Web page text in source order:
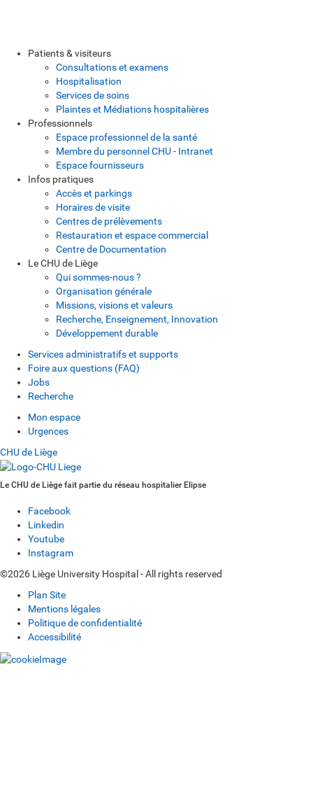
Patients & visiteurs
Consultations et examens
Hospitalisation
Services de soins
Plaintes et Médiations hospitalières
Professionnels
Espace professionnel de la santé
Membre du personnel CHU - Intranet
Espace fournisseurs
Infos pratiques
Accès et parkings
Horaires de visite
Centres de prélèvements
Restauration et espace commercial
Centre de Documentation
Le CHU de Liège
Qui sommes-nous ?
Organisation générale
Missions, visions et valeurs
Recherche, Enseignement, Innovation
Développement durable
Services administratifs et supports
Foire aux questions (FAQ)
Jobs
Recherche
Mon espace
Urgences
CHU de Liège
Le CHU de Liège fait partie du réseau hospitalier Elipse
Facebook
Linkedin
Youtube
Instagram
©2026 Liège University Hospital - All rights reserved
Plan Site
Mentions légales
Politique de confidentialité
Accessibilité